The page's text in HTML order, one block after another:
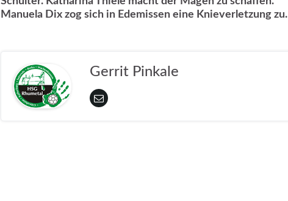
Manuela Dix zog sich in Edemissen eine Knieverletzung zu.
Gerrit Pinkale